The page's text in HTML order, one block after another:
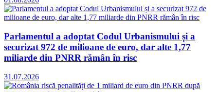
Parlamentul a adoptat Codul Urbanismului și a
securizat 972 de milioane de euro, dar alte 1,77
miliarde din PNRR rămân în risc
31.07.2026